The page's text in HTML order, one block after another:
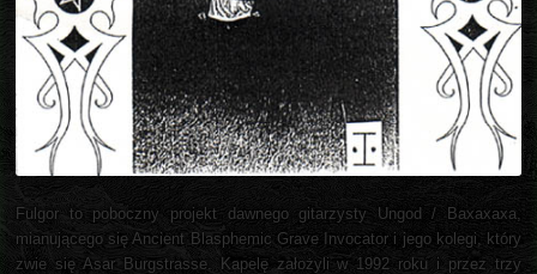
Fulgor to poboczny projekt dawnego gitarzysty Ungod / Baxaxaxa,
mianującego się Ancient Blasphemic Grave Invocator i jego kolegi, który
zwie się Asar Burgstrasse. Kapelę założyli w 1992 roku i przez trzy